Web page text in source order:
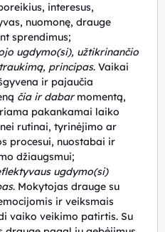
interesus,
nuomonę, drauge
sprendimus;
ugdymo(si), užtikrinančio
principas. Vaikai
ir pajaučia
čia ir dabarmomentą,
pakankamai laiko
rutinai, tyrinėjimo ar
procesui, nuostabai ir
džiaugsmui;
ugdymo(si)
. Mokytojas drauge su
ir veiksmais
vaiko veikimo patirtis. Su